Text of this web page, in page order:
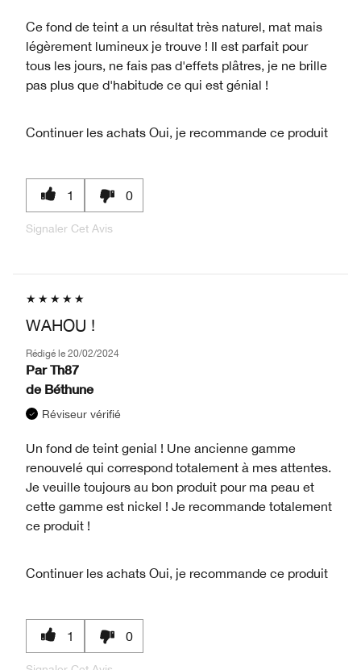
Ce fond de teint a un résultat très naturel, mat mais
légèrement lumineux je trouve ! Il est parfait pour
tous les jours, ne fais pas d'effets plâtres, je ne brille
pas plus que d'habitude ce qui est génial !
Continuer les achats Oui, je recommande ce produit
1 0
Signaler Cet Avis
WAHOU !
Rédigé le 20/02/2024
Par Th87
de Béthune
Réviseur vérifié
Un fond de teint genial ! Une ancienne gamme
renouvelé qui correspond totalement à mes attentes.
Je veuille toujours au bon produit pour ma peau et
cette gamme est nickel ! Je recommande totalement
ce produit !
Continuer les achats Oui, je recommande ce produit
1 0